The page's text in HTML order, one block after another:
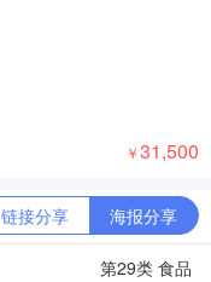
￥31,500
链接分享 海报分享
第29类 食品